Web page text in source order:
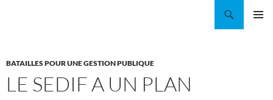
BATAILLES POUR UNE GESTION PUBLIQUE
LE SEDIF A UN PLAN